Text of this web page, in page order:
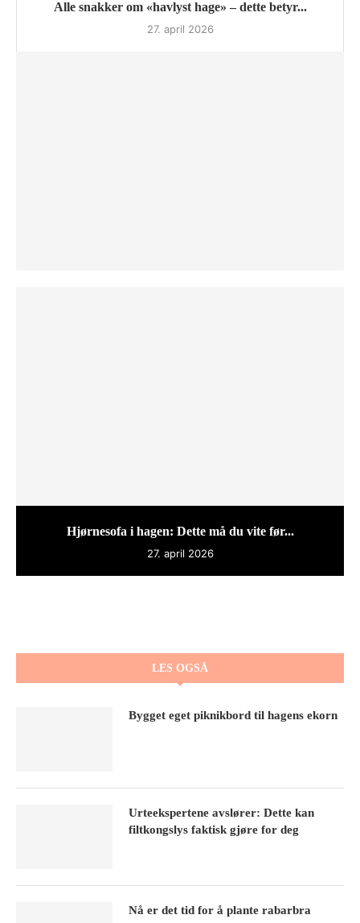
Alle snakker om «havlyst hage» – dette betyr...
27. april 2026
Hjørnesofa i hagen: Dette må du vite før...
27. april 2026
LES OGSÅ
Bygget eget piknikbord til hagens ekorn
Urteekspertene avslører: Dette kan
filtkongslys faktisk gjøre for deg
Nå er det tid for å plante rabarbra